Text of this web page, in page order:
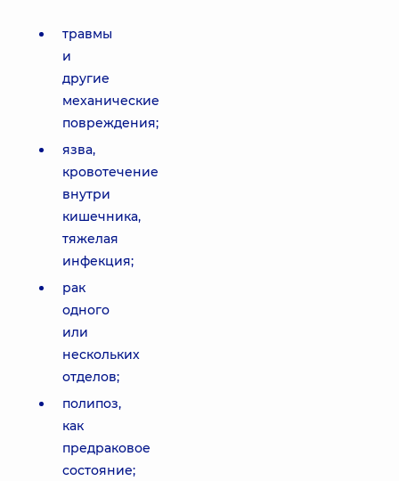
травмы
и
другие
механические
повреждения;
язва,
кровотечение
внутри
кишечника,
тяжелая
инфекция;
рак
одного
или
нескольких
отделов;
полипоз,
как
предраковое
состояние;